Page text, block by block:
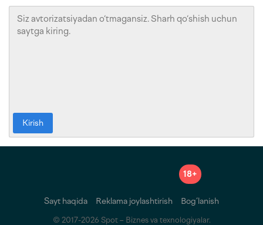
Kirish
18+
Sayt haqida Reklama joylashtirish Bog‘lanish
© 2017-2026 Spot – Biznes va texnologiyalar.